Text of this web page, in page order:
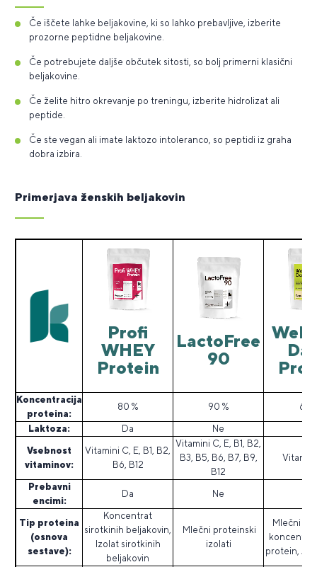
Če iščete lahke beljakovine, ki so lahko prebavljive, izberite
prozorne peptidne beljakovine.
Če potrebujete daljše občutek sitosti, so bolj primerni klasični
beljakovine.
Če želite hitro okrevanje po treningu, izberite hidrolizat ali
peptide.
Če ste vegan ali imate laktozo intoleranco, so peptidi iz graha
dobra izbira.
Primerjava ženskih beljakovin
Profi
WHEY
Protein
LactoFree
90
Koncentracija
proteina:
80 % 90 % 65
Laktoza: Da Ne
Vsebnost
vitaminov:
Vitamini C, E, B1, B2,
B6, B12
Vitamini C, E, B1, B2,
B3, B5, B6, B7, B9,
B12
Prebavni
encimi:
Da Ne
Tip proteina
(osnova
sestave):
Koncentrat
sirotkinih beljakovin,
Izolat sirotkinih
beljakovin
Mlečni proteinski
izolati
Mlečni
protein,